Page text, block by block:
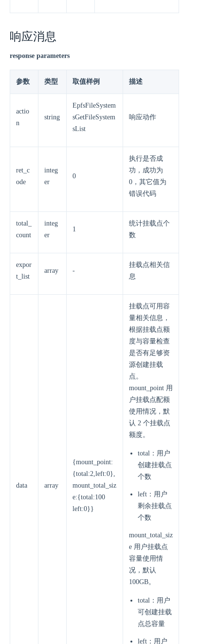
响应消息
response parameters
参数 类型 取值样例 描述
actio
n
string
EpfsFileSystem
sGetFileSystem
sList
响应动作
ret_c
ode
integ
er
0
执行是否成
功，成功为
0，其它值为
错误代码
total_
count
integ
er
1
统计挂载点个
数
expor
t_list
array -
挂载点相关信
息
data array
{mount_point:
{total:2,left:0},
mount_total_siz
e:{total:100
left:0}}
挂载点可用容
量相关信息，
根据挂载点额
度与容量检查
是否有足够资
源创建挂载
点。
mount_point 用
户挂载点配额
使用情况，默
认 2 个挂载点
额度。
total：用户
创建挂载点
个数
left：用户
剩余挂载点
个数
mount_total_siz
e 用户挂载点
容量使用情
况，默认
100GB。
total：用户
可创建挂载
点总容量
left：用户